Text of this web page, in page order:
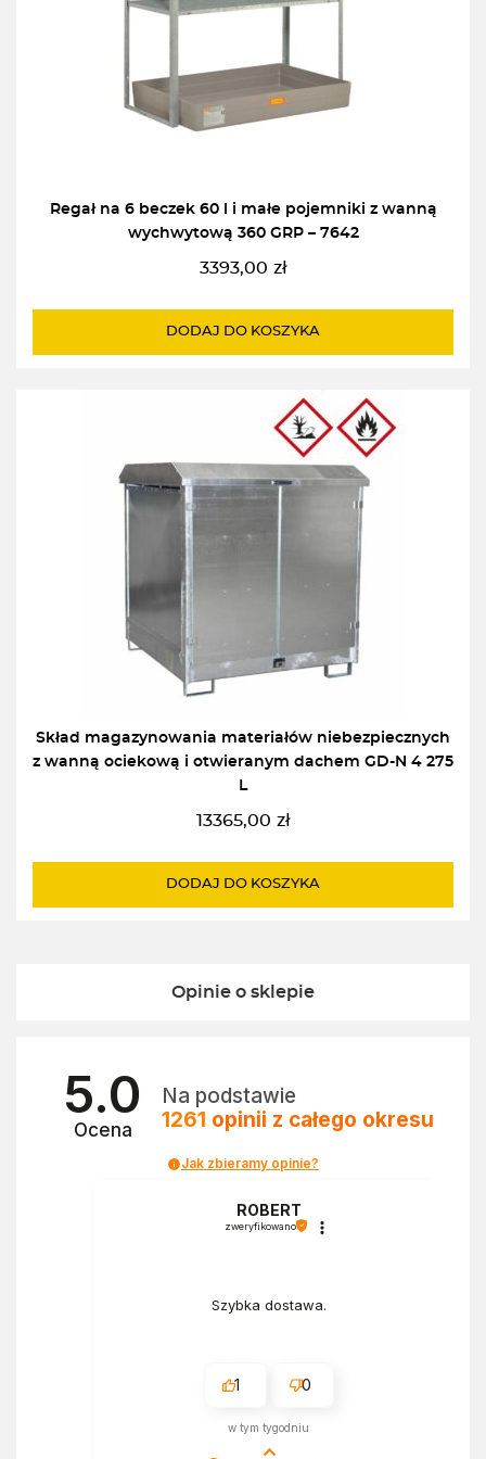
Regał na 6 beczek 60 l i małe pojemniki z wanną
wychwytową 360 GRP – 7642
3393,00 zł
DODAJ DO KOSZYKA
Skład magazynowania materiałów niebezpiecznych
z wanną ociekową i otwieranym dachem GD-N 4 275
L
13365,00 zł
DODAJ DO KOSZYKA
Opinie o sklepie
5.0
Ocena
Na podstawie
1261 opinii z całego okresu
Jak zbieramy opinie?
ROBERT
zweryfikowano
Szybka dostawa.
1 0
w tym tygodniu